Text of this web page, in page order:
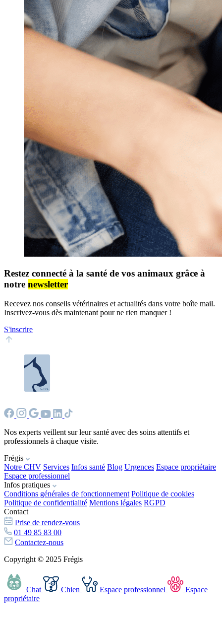
Restez connecté à la santé de vos animaux grâce à
notre newsletter
Recevez nos conseils vétérinaires et actualités dans votre boîte mail.
Inscrivez-vous dès maintenant pour ne rien manquer !
S'inscrire
Nos experts veillent sur leur santé avec des soins attentifs et
professionnels à chaque visite.
Frégis
Notre CHV Services Infos santé Blog Urgences Espace propriétaire
Espace professionnel
Infos pratiques
Conditions générales de fonctionnement Politique de cookies
Politique de confidentialité Mentions légales RGPD
Contact
Prise de rendez-vous
01 49 85 83 00
Contactez-nous
Copyright © 2025 Frégis
Chat Chien Espace professionnel
Espace
propriétaire